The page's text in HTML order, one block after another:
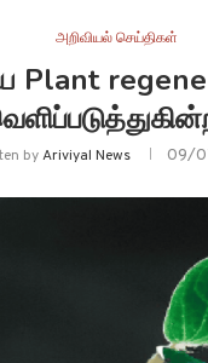
அறிவியல் செய்திகள்
Plant
byAriviyal News 09/